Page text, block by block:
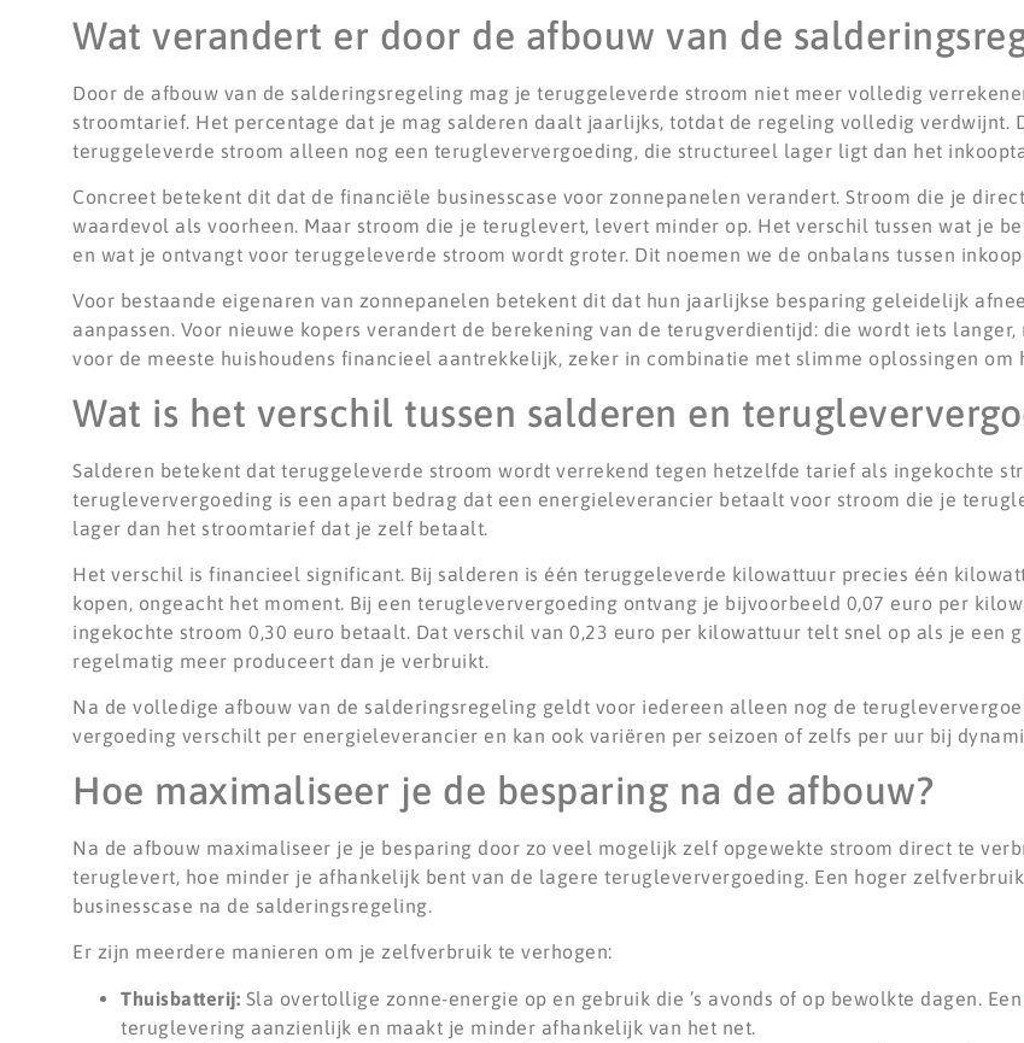
Wat verandert er door de afbouw van de
Door de afbouw van de salderingsregeling mag je teruggeleverde stroom niet meer volledig
stroomtarief. Het percentage dat je mag salderen daalt jaarlijks, totdat de regeling volledig verdwijnt.
teruggeleverde stroom alleen nog een terugleververgoeding, die structureel lager ligt dan het
Concreet betekent dit dat de financiële businesscase voor zonnepanelen verandert. Stroom die je
waardevol als voorheen. Maar stroom die je teruglevert, levert minder op. Het verschil tussen wat je
en wat je ontvangt voor teruggeleverde stroom wordt groter. Dit noemen we de onbalans tussen
Voor bestaande eigenaren van zonnepanelen betekent dit dat hun jaarlijkse besparing geleidelijk
aanpassen. Voor nieuwe kopers verandert de berekening van de terugverdientijd: die wordt iets
voor de meeste huishoudens financieel aantrekkelijk, zeker in combinatie met slimme oplossingen
Wat is het verschil tussen salderen en
Salderen betekent dat teruggeleverde stroom wordt verrekend tegen hetzelfde tarief als ingekochte
terugleververgoeding is een apart bedrag dat een energieleverancier betaalt voor stroom die je
lager dan het stroomtarief dat je zelf betaalt.
Het verschil is financieel significant. Bij salderen is één teruggeleverde kilowattuur precies één
kopen, ongeacht het moment. Bij een terugleververgoeding ontvang je bijvoorbeeld 0,07 euro per
ingekochte stroom 0,30 euro betaalt. Dat verschil van 0,23 euro per kilowattuur telt snel op als je een
regelmatig meer produceert dan je verbruikt.
Na de volledige afbouw van de salderingsregeling geldt voor iedereen alleen nog de
vergoeding verschilt per energieleverancier en kan ook variëren per seizoen of zelfs per uur bij
Hoe maximaliseer je de besparing na de afbouw?
Na de afbouw maximaliseer je je besparing door zo veel mogelijk zelf opgewekte stroom direct te
teruglevert, hoe minder je afhankelijk bent van de lagere terugleververgoeding. Een hoger
businesscase na de salderingsregeling.
Er zijn meerdere manieren om je zelfverbruik te verhogen:
Thuisbatterij: Sla overtollige zonne-energie op en gebruik die ’s avonds of op bewolkte dagen. Een
teruglevering aanzienlijk en maakt je minder afhankelijk van het net.